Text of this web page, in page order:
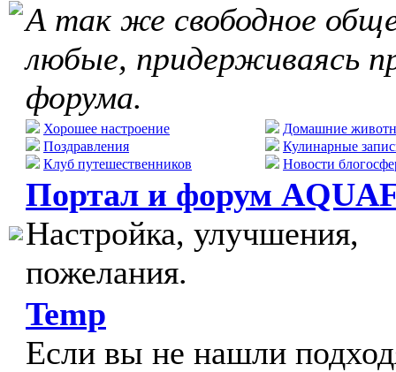
А так же свободное
любые, придерживаясь
форума.
Хорошее настроение
Поздравления
Клуб путешественников
Домашние
Кулинарные
Новости
Портал и форум
Настройка, улучшения,
пожелания.
Temp
Если вы не нашли